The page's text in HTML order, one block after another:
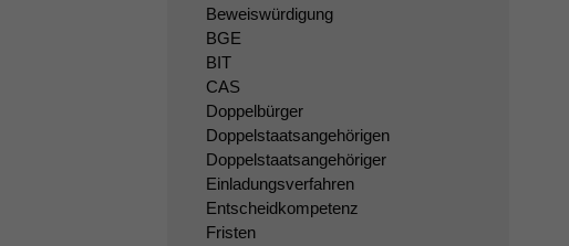
Beweiswürdigung
BGE
BIT
CAS
Doppelbürger
Doppelstaatsangehörigen
Doppelstaatsangehöriger
Einladungsverfahren
Entscheidkompetenz
Fristen